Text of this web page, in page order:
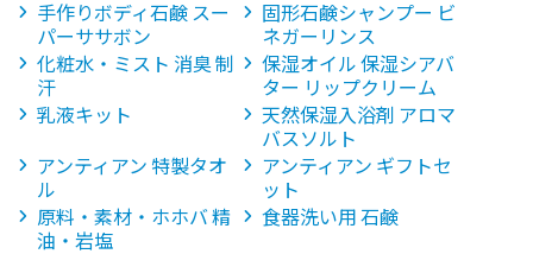
手作りボディ石鹸 スー
パーササボン
固形石鹸シャンプー ビ
ネガーリンス
化粧水・ミスト 消臭 制
汗
保湿オイル 保湿シアバ
ター リップクリーム
乳液キット
天然保湿入浴剤 アロマ
バスソルト
アンティアン 特製タオ
ル
アンティアン ギフトセ
ット
原料・素材・ホホバ 精
油・岩塩
食器洗い用 石鹸